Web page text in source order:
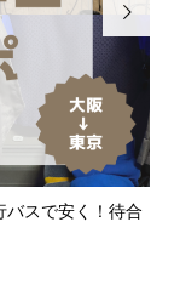
遠征民オタクの上
